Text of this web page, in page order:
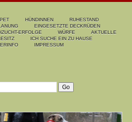
HÜNDINNEN
RUHESTAND
EINGESETZTE DECKRÜDEN
ERFOLGE WÜRFE
AKTUELLE
ICH SUCHE EIN ZU HAUSE
IMPRESSUM